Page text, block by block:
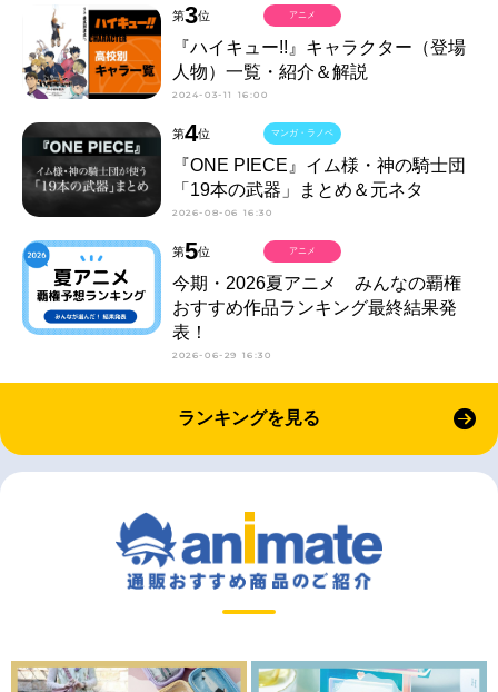
第3位
『ハイキュー!!』キャラクター（登場
人物）一覧・紹介＆解説
2024-03-11 16:00
アニメ
第4位
『ONE PIECE』イム様・神の騎士団
「19本の武器」まとめ＆元ネタ
2026-08-06 16:30
マンガ・ラノベ
第5位
今期・2026夏アニメ みんなの覇権
おすすめ作品ランキング最終結果発
表！
2026-06-29 16:30
アニメ
ランキングを見る